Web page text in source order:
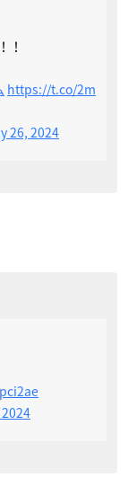
！
https://t.co/2m
26, 2024